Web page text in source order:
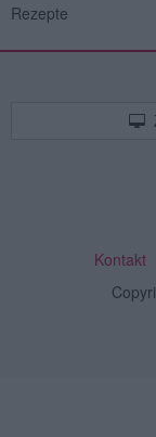
Rezepte
Kontakt|